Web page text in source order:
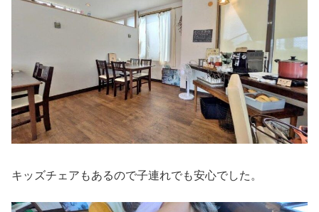
キッズチェアもあるので子連れでも安心でした。